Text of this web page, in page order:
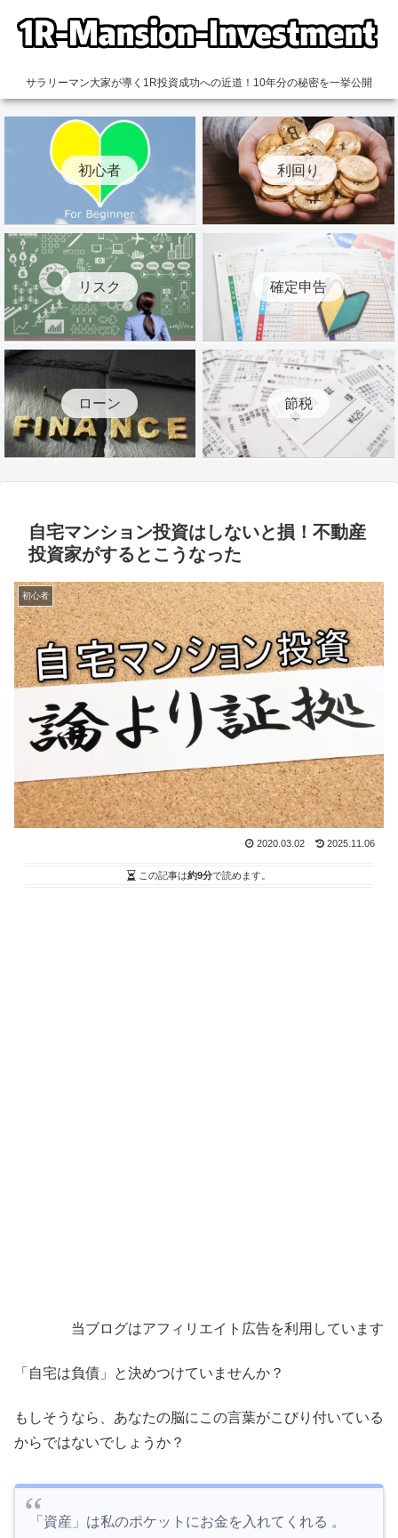
サラリーマン大家が導く1R投資成功への近道！10年分の秘密を一挙公開
初心者 利回り
リスク 確定申告
ローン 節税
自宅マンション投資はしないと損！不動産
投資家がするとこうなった
初心者
2020.03.02 2025.11.06
この記事は約9分で読めます。
当ブログはアフィリエイト広告を利用しています
「自宅は負債」と決めつけていませんか？
もしそうなら、あなたの脳にこの言葉がこびり付いている
からではないでしょうか？
「資産」は私のポケットにお金を入れてくれる 。